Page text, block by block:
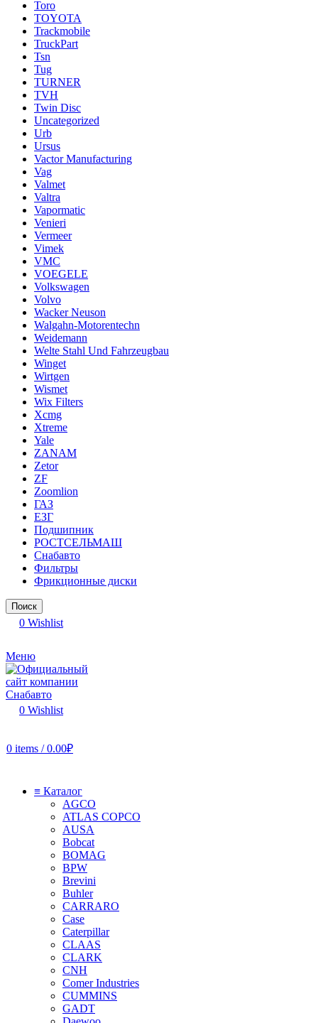
Toro
TOYOTA
Trackmobile
TruckPart
Tsn
Tug
TURNER
TVH
Twin Disc
Uncategorized
Urb
Ursus
Vactor Manufacturing
Vag
Valmet
Valtra
Vapormatic
Venieri
Vermeer
Vimek
VMC
VOEGELE
Volkswagen
Volvo
Wacker Neuson
Walgahn-Motorentechn
Weidemann
Welte Stahl Und Fahrzeugbau
Winget
Wirtgen
Wismet
Wix Filters
Xcmg
Xtreme
Yale
ZANAM
Zetor
ZF
Zoomlion
ГАЗ
ЕЗГ
Подшипник
РОСТСЕЛЬМАШ
Снабавто
Фильтры
Фрикционные диски
Поиск
0 Wishlist
Меню
0 Wishlist
0 items / 0.00₽
≡ Каталог
AGCO
ATLAS COPCO
AUSA
Bobcat
BOMAG
BPW
Brevini
Buhler
CARRARO
Case
Caterpillar
CLAAS
CLARK
CNH
Comer Industries
CUMMINS
GADT